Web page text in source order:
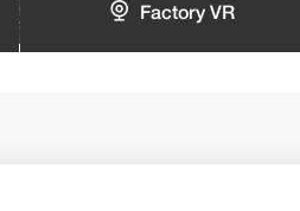
Factory VR